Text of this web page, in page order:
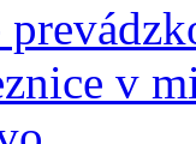
v